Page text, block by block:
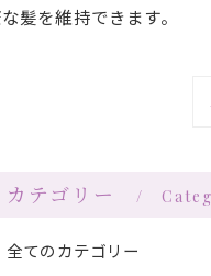
髪を維持できます。
カテゴリー
全てのカテゴリー